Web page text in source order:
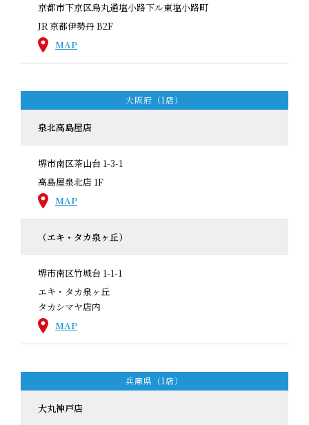
京都市下京区烏丸通塩小路下ル東塩小路町
JR 京都伊勢丹 B2F
MAP
大阪府（1店）
泉北高島屋店
堺市南区茶山台 1-3-1
高島屋泉北店 1F
MAP
（エキ・タカ泉ヶ丘）
堺市南区竹城台 1-1-1
エキ・タカ泉ヶ丘
タカシマヤ店内
MAP
兵庫県（1店）
大丸神戸店